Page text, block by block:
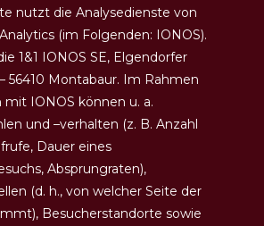
nutzt die Analysedienste von
(im Folgenden: IONOS).
1&1 IONOS SE, Elgendorfer
56410 Montabaur. Im Rahmen
mit IONOS können u. a.
und –verhalten (z. B. Anzahl
Dauer eines
Absprungraten),
(d. h., von welcher Seite der
Besucherstandorte sowie